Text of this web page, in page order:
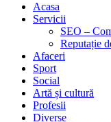
Acasa
Servicii
SEO –
Reputație
Afaceri
Sport
Social
Artă și cultură
Profesii
Diverse